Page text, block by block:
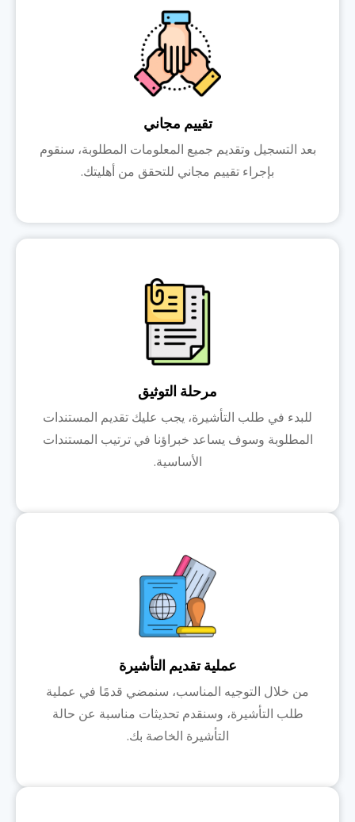
تقييم مجاني
بعد التسجيل وتقديم جميع المعلومات المطلوبة، سنقوم
بإجراء تقييم مجاني للتحقق من أهليتك.
مرحلة التوثيق
للبدء في طلب التأشيرة، يجب عليك تقديم المستندات
المطلوبة وسوف يساعد خبراؤنا في ترتيب المستندات
الأساسية.
عملية تقديم التأشيرة
من خلال التوجيه المناسب، سنمضي قدمًا في عملية
طلب التأشيرة، وسنقدم تحديثات مناسبة عن حالة
التأشيرة الخاصة بك.